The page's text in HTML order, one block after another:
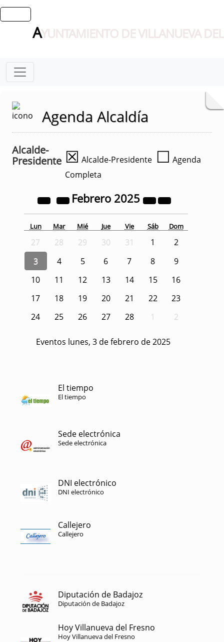
AYUNTAMIENTO DE VILLANUEVA
Agenda Alcaldía
Alcalde-
Presidente ☒ Alcalde-Presidente ☐ Agenda
Completa
Febrero 2025
Lun Mar Mié Jue Vie Sáb Dom
27 28 29 30 31 1
2
3
4 5 6 7 8
9
10
11 12 13 14 15
16
17
18 19 20 21 22
23
24
25 26 27 28 1 2
Eventos lunes, 3 de febrero de 2025
El tiempo
El tiempo
Sede electrónica
Sede electrónica
DNI electrónico
DNI electrónico
Callejero
Callejero
Diputación de Badajoz
Diputación de Badajoz
Hoy Villanueva del Fresno
Hoy Villanueva del Fresno